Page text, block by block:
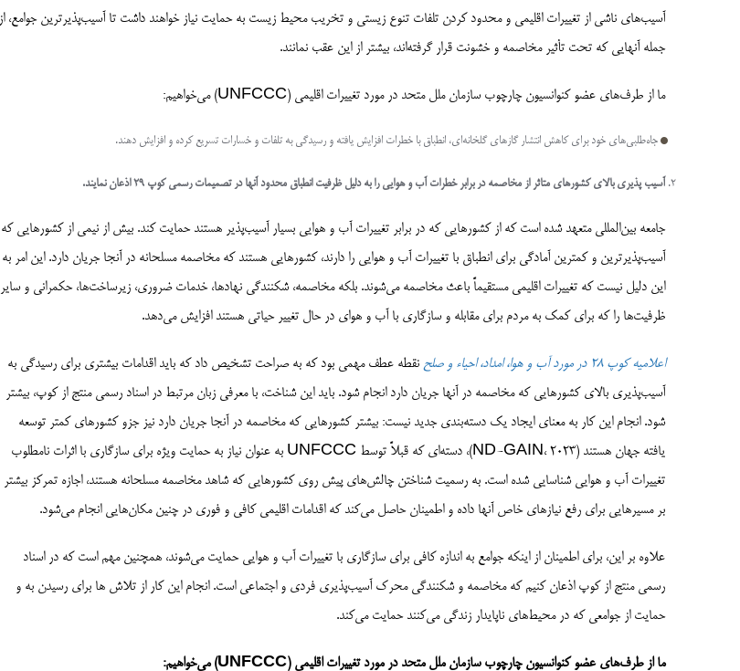
آسیب‌های ناشی از تغییرات اقلیمی و محدود کردن تلفات تنوع زیستی و تخریب محیط زیست به حمایت نیاز خواهند داشت تا آسیب‌پذیرترین جوامع، از
جمله آنهایی که تحت تأثیر مخاصمه و خشونت قرار گرفته‌اند، بیشتر از این عقب نمانند.
ما از طرف‌های عضو کنوانسیون چارچوب سازمان ملل متحد در مورد تغییرات اقلیمی (UNFCCC) می‌خواهیم:
جاه‌طلبی‌های خود برای کاهش انتشار گازهای گلخانه‌ای، انطباق با خطرات افزایش یافته و رسیدگی به تلفات و خسارات تسریع کرده و افزایش دهند.
آسیب پذیری بالای کشورهای متاثر از مخاصمه در برابر خطرات آب و هوایی را به دلیل ظرفیت انطباق محدود آنها در تصمیمات رسمی کوپ 29 اذعان نمایند.
جامعه بین‌المللی متعهد شده است که از کشورهایی که در برابر تغییرات آب و هوایی بسیار آسیب‌پذیر هستند حمایت کند. بیش از نیمی از کشورهایی که
آسیب‌پذیرترین و کمترین آمادگی برای انطباق با تغییرات آب و هوایی را دارند، کشورهایی هستند که مخاصمه مسلحانه در آنجا جریان دارد. این امر به
این دلیل نیست که تغییرات اقلیمی مستقیماً باعث مخاصمه می‌شوند. بلکه مخاصمه، شکنندگی نهادها، خدمات ضروری، زیرساخت‌ها، حکمرانی و سایر
ظرفیت‌ها را که برای کمک به مردم برای مقابله و سازگاری با آب و هوای در حال تغییر حیاتی هستند افزایش می‌دهد.
اعلامیه کوپ 28 در مورد آب و هوا، امداد، احیاء و صلح
نقطه عطف مهمی بود که به صراحت تشخیص داد که باید اقدامات بیشتری برای رسیدگی به
آسیب‌پذیری بالای کشورهایی که مخاصمه در آنها جریان دارد انجام شود. باید این شناخت، با معرفی زبان مرتبط در اسناد رسمی منتج از کوپ، بیشتر
شود. انجام این کار به معنای ایجاد یک دسته‌بندی جدید نیست: بیشتر کشورهایی که مخاصمه در آنجا جریان دارد نیز جزو کشورهای کمتر توسعه
یافته جهان هستند (ND-GAIN، 2023)، دسته‌ای که قبلاً توسط UNFCCC به عنوان نیاز به حمایت ویژه برای سازگاری با اثرات نامطلوب
تغییرات آب و هوایی شناسایی شده است. به رسمیت شناختن چالش‌های پیش روی کشورهایی که شاهد مخاصمه مسلحانه هستند، اجازه تمرکز بیشتر
بر مسیرهایی برای رفع نیازهای خاص آنها داده و اطمینان حاصل می‌کند که اقدامات اقلیمی کافی و فوری در چنین مکان‌هایی انجام می‌شود.
علاوه بر این، برای اطمینان از اینکه جوامع به اندازه کافی برای سازگاری با تغییرات آب و هوایی حمایت می‌شوند، همچنین مهم است که در اسناد
رسمی منتج از کوپ اذعان کنیم که مخاصمه و شکنندگی محرک آسیب‌پذیری فردی و اجتماعی است. انجام این کار از تلاش ها برای رسیدن به و
حمایت از جوامعی که در محیط‌های ناپایدار زندگی می‌کنند حمایت می‌کند.
ما از طرف‌های عضو کنوانسیون چارچوب سازمان ملل متحد در مورد تغییرات اقلیمی (UNFCCC) می‌خواهیم: